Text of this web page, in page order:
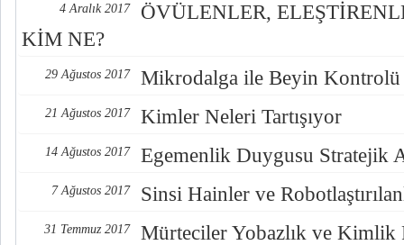
4 Aralık 2017
ÖVÜLENLER,
KİM NE?
29 Ağustos 2017 Mikrodalga ile Beyin Kontrolü
21 Ağustos 2017 Kimler Neleri Tartışıyor
14 Ağustos 2017 Egemenlik Duygusu Stratejik
7 Ağustos 2017 Sinsi Hainler ve
31 Temmuz 2017 Mürteciler Yobazlık ve Kimlik